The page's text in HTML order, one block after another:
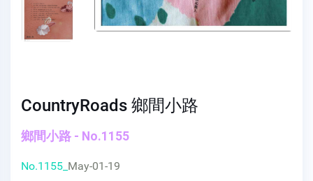
CountryRoads 鄉間小路
鄉間小路 - No.1155
No.1155_ May-01-19